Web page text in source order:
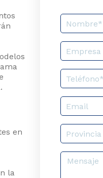
en
la